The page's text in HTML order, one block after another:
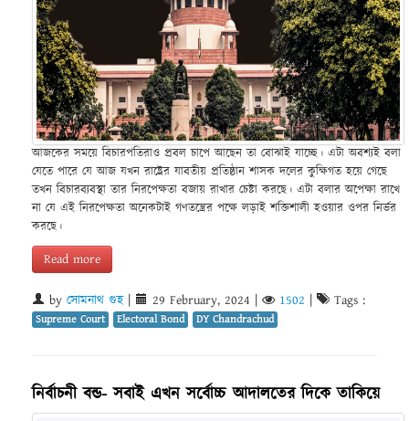
আজকের সময়ে বিচারপতিরাও প্রবল চাপে আছেন তা বোঝাই যাচ্ছে। এটা অবশ্যই বলা
যেতে পারে যে আজ যখন রাষ্ট্রের যাবতীয় প্রতিষ্ঠান শাসক দলের কুক্ষিগত হয়ে গেছে
তখন বিচারব্যবস্থা তার নিরপেক্ষতা বজায় রাখার চেষ্টা করছে। এটা বলার অপেক্ষা রাখে
না যে এই নিরপেক্ষতা অনেকটাই গণতন্ত্রের পক্ষে লড়াই শক্তিশালী হওয়ার ওপর নির্ভর
করছে।
Read more
by সোমনাথ গুহ| 29 February, 2024 | 1502 | Tags :
Supreme Court Electoral Bond DY Chandrachud
নির্বাচনী বন্ড- সবাই এখন সর্বোচ্চ আদালতের দিকে তাকিয়ে